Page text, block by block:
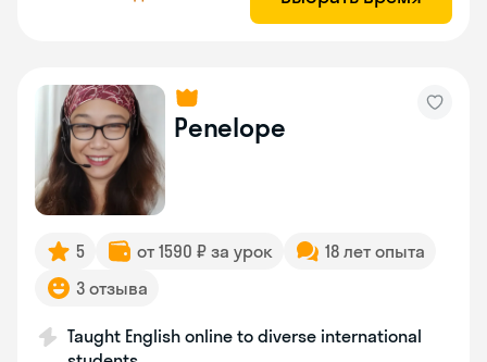
Penelope
5 от 1590 ₽ за урок
18 лет опыта
3 отзыва
Taught English online to diverse international